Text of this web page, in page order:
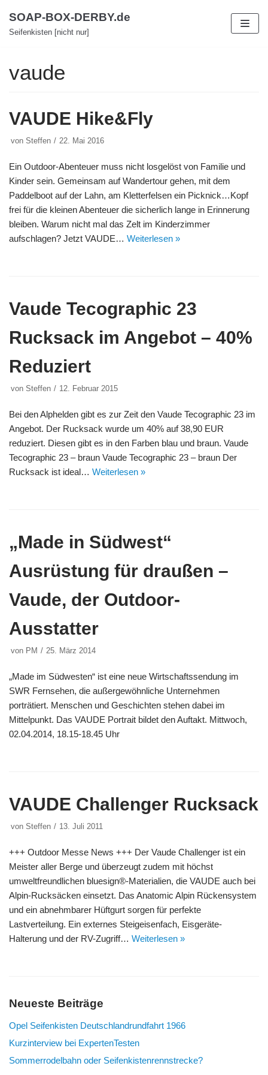
Zum
Inhalt
SOAP-BOX-DERBY.de
Seifenkisten [nicht nur]
vaude
VAUDE Hike&Fly
von Steffen 22. Mai 2016
Ein Outdoor-Abenteuer muss nicht losgelöst von Familie und
Kinder sein. Gemeinsam auf Wandertour gehen, mit dem
Paddelboot auf der Lahn, am Kletterfelsen ein Picknick…Kopf
frei für die kleinen Abenteuer die sicherlich lange in Erinnerung
bleiben. Warum nicht mal das Zelt im Kinderzimmer
aufschlagen? Jetzt VAUDE… Weiterlesen »
Vaude Tecographic 23
Rucksack im Angebot – 40%
Reduziert
von Steffen 12. Februar 2015
Bei den Alphelden gibt es zur Zeit den Vaude Tecographic 23 im
Angebot. Der Rucksack wurde um 40% auf 38,90 EUR
reduziert. Diesen gibt es in den Farben blau und braun. Vaude
Tecographic 23 – braun Vaude Tecographic 23 – braun Der
Rucksack ist ideal… Weiterlesen »
„Made in Südwest“
Ausrüstung für draußen –
Vaude, der Outdoor-
Ausstatter
von PM 25. März 2014
„Made im Südwesten“ ist eine neue Wirtschaftssendung im
SWR Fernsehen, die außergewöhnliche Unternehmen
porträtiert. Menschen und Geschichten stehen dabei im
Mittelpunkt. Das VAUDE Portrait bildet den Auftakt. Mittwoch,
02.04.2014, 18.15-18.45 Uhr
VAUDE Challenger Rucksack
von Steffen 13. Juli 2011
+++ Outdoor Messe News +++ Der Vaude Challenger ist ein
Meister aller Berge und überzeugt zudem mit höchst
umweltfreundlichen bluesign®-Materialien, die VAUDE auch bei
Alpin-Rucksäcken einsetzt. Das Anatomic Alpin Rückensystem
und ein abnehmbarer Hüftgurt sorgen für perfekte
Lastverteilung. Ein externes Steigeisenfach, Eisgeräte-
Halterung und der RV-Zugriff… Weiterlesen »
Neueste Beiträge
Opel Seifenkisten Deutschlandrundfahrt 1966
Kurzinterview bei ExpertenTesten
Sommerrodelbahn oder Seifenkistenrennstrecke?